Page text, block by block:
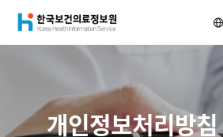
(재)
개인정보처리방